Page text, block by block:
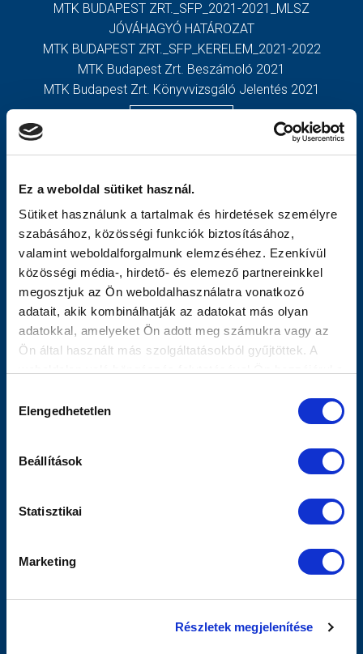
Ez a weboldal sütiket használ.
Sütiket használunk a tartalmak és hirdetések személyre
szabásához, közösségi funkciók biztosításához,
valamint weboldalforgalmunk elemzéséhez. Ezenkívül
közösségi média-, hirdető- és elemező partnereinkkel
megosztjuk az Ön weboldalhasználatra vonatkozó
adatait, akik kombinálhatják az adatokat más olyan
adatokkal, amelyeket Ön adott meg számukra vagy az
Ön által használt más szolgáltatásokból gyűjtöttek. A
kiválasztása
Elengedhetetlen
Beállítások
Statisztikai
Marketing
Részletek megjelenítése
NYITÓLAP
HÍREK
CSAPATOK
MÉRKŐZÉSEK
SZURKOLÓI ÉLMÉNYEK
AKKREDITÁCIÓ
MTK BUDAPEST ZRT._SFP_2021-2021_MLSZ
JÓVÁHAGYÓ HATÁROZAT
MTK BUDAPEST ZRT._SFP_KERELEM_2021-2022
MTK Budapest Zrt. Beszámoló 2021
MTK Budapest Zrt. Könyvvizsgáló Jelentés 2021
OLDALTÉRKÉP
Nyitólap
Csapatok
Mérkőzések
MTK Budapest
Múltidézés
Stratégia
Vezetőség
Gedeon
Kapcsolat